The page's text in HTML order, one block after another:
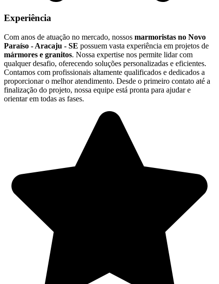
Experiência
Com anos de atuação no mercado, nossos marmoristas no Novo
Paraíso - Aracaju - SE possuem vasta experiência em projetos de
mármores e granitos. Nossa expertise nos permite lidar com
qualquer desafio, oferecendo soluções personalizadas e eficientes.
Contamos com profissionais altamente qualificados e dedicados a
proporcionar o melhor atendimento. Desde o primeiro contato até a
finalização do projeto, nossa equipe está pronta para ajudar e
orientar em todas as fases.